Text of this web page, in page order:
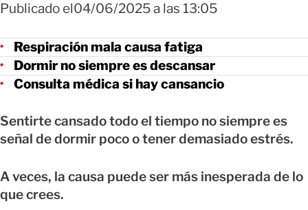
Publicado el04/06/2025 a las 13:05
Respiración mala causa fatiga
Dormir no siempre es descansar
Consulta médica si hay cansancio
Sentirte cansado todo el tiempo no siempre es
señal de dormir poco o tener demasiado estrés.
A veces, la causa puede ser más inesperada de lo
que crees.